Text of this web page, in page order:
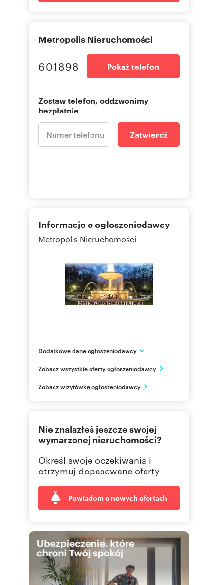
Metropolis Nieruchomości
601898 Pokaż telefon
Zostaw telefon, oddzwonimy
bezpłatnie
Zatwierdź
Informacje o ogłoszeniodawcy
Metropolis Nieruchomości
Dodatkowe dane ogłoszeniodawcy
Ząbki
PL
Zobacz wszystkie oferty ogłoszeniodawcy
Zobacz wizytówkę ogłoszeniodawcy
Nie znalazłeś jeszcze swojej
wymarzonej nieruchomości?
Określ swoje oczekiwania i
otrzymuj dopasowane oferty
Powiadom o nowych ofertach